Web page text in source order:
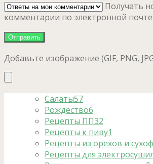
Получать
комментарии по электронной почте
Добавьте изображение (GIF, PNG,
Салаты57
Рождество6
Рецепты ПП32
Рецепты к пиву1
Рецепты из орехов и
Рецепты для